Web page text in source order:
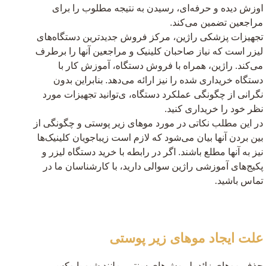
اوزش دیده و حرفه‌ای، رسیدن به نتیجه مطلوب را برای
مراجعین تضمین می‌کند.
تجهیزات پزشکی راژین، مرکز فروش جدیدترین دستگاه‌های
لیزر است که نیاز صاحبان کلینیک و مراجعین آنها را برطرف
می‌کند. راژین، همراه با فروش دستگاه، آموزش کار با
دستگاه خریداری شده را نیز ارائه می‌دهد. بنابراین بدون
نگرانی از چگونگی عملکرد دستگاه، ی‌توانید تجهیزات مورد
نظر خود را خریداری کنید.
در این مطلب نکاتی در مورد موهای زیر پوستی و چگونگی از
بین بردن آنها بیان می‌شود که لازم است زیباجویان کلینیک‌ها
نیز به آنها مطلع باشند. اگر در رابطه با خرید دستگاه لیزر و
پکیج‌های آموزشی راژین سوالی دارید، با کارشناسان ما در
تماس باشید.
علت ایجاد موهای زیر پوستی